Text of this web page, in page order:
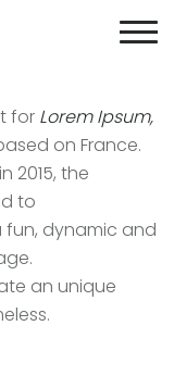
for Lorem Ipsum,
on France.
2015, the
to
dynamic and
an unique